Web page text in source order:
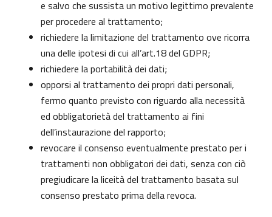
e salvo che sussista un motivo legittimo prevalente
per procedere al trattamento;
richiedere la limitazione del trattamento ove ricorra
una delle ipotesi di cui all’art.18 del GDPR;
richiedere la portabilità dei dati;
opporsi al trattamento dei propri dati personali,
fermo quanto previsto con riguardo alla necessità
ed obbligatorietà del trattamento ai fini
dell’instaurazione del rapporto;
revocare il consenso eventualmente prestato per i
trattamenti non obbligatori dei dati, senza con ciò
pregiudicare la liceità del trattamento basata sul
consenso prestato prima della revoca.